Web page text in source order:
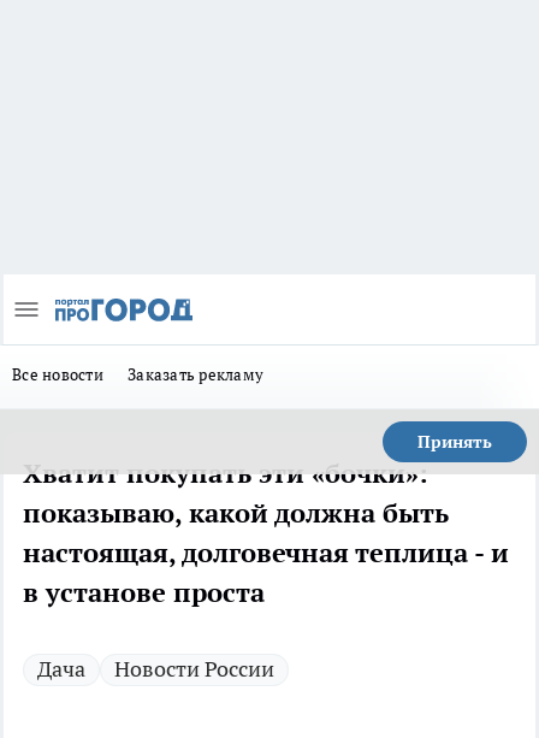
Все новости Заказать рекламу
Принять
Хватит покупать эти «бочки»:
показываю, какой должна быть
настоящая, долговечная теплица - и
в установе проста
Дача Новости России